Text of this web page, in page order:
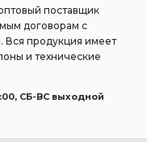
поставщик
договорам с
Вся продукция имеет
и технические
СБ-ВС выходной